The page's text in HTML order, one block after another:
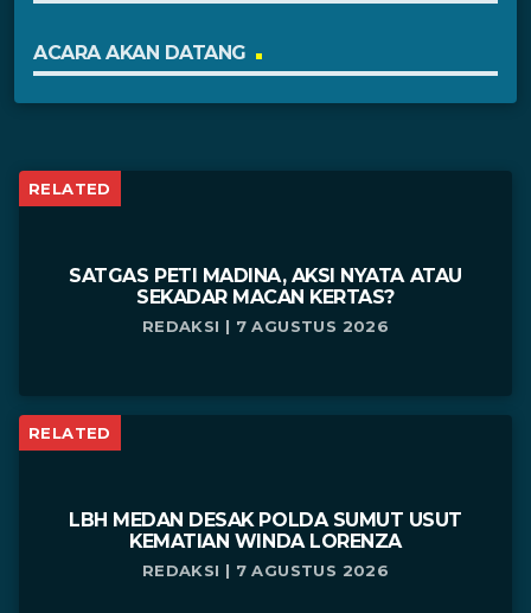
ACARA AKAN DATANG
RELATED
SATGAS PETI MADINA, AKSI NYATA ATAU
SEKADAR MACAN KERTAS?
REDAKSI | 7 AGUSTUS 2026
RELATED
LBH MEDAN DESAK POLDA SUMUT USUT
KEMATIAN WINDA LORENZA
REDAKSI | 7 AGUSTUS 2026